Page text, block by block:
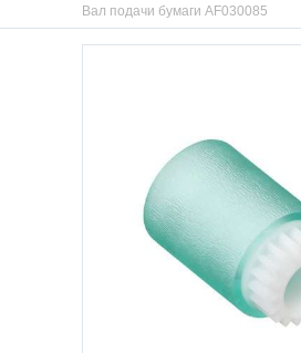
Вал подачи бумаги AF030085